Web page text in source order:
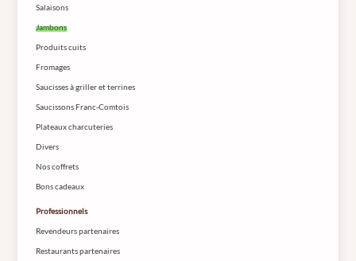
Salaisons
Jambons
Produits cuits
Fromages
Saucisses à griller et terrines
Saucissons Franc-Comtois
Plateaux charcuteries
Divers
Nos coffrets
Bons cadeaux
Professionnels
Revendeurs partenaires
Restaurants partenaires